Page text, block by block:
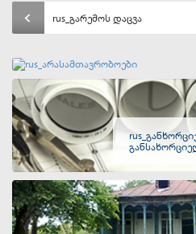
rus_გარემოს დაცვა